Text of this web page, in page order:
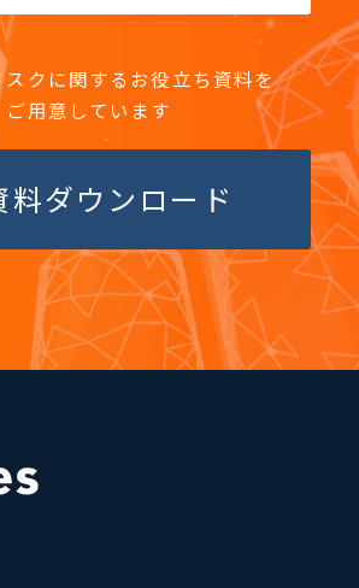
スクに関するお役立ち資料を
ご用意しています
料ダウンロード